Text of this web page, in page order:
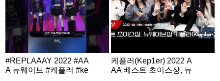
#REPLAAAY 2022 #AA
A 뉴웨이브 #케플러 #ke
케플러(Kep1er) 2022 A
AA 베스트 초이스상, 뉴